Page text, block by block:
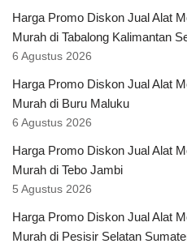
Harga Promo Diskon Jual Alat
Murah di Tabalong Kalimantan
6 Agustus 2026
Harga Promo Diskon Jual Alat
Murah di Buru Maluku
6 Agustus 2026
Harga Promo Diskon Jual Alat
Murah di Tebo Jambi
5 Agustus 2026
Harga Promo Diskon Jual Alat
Murah di Pesisir Selatan